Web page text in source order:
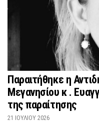
Παραιτήθηκε η
Μεγανησίου κ .
της παραίτησης
21 ΙΟΥΛΊΟΥ 2026